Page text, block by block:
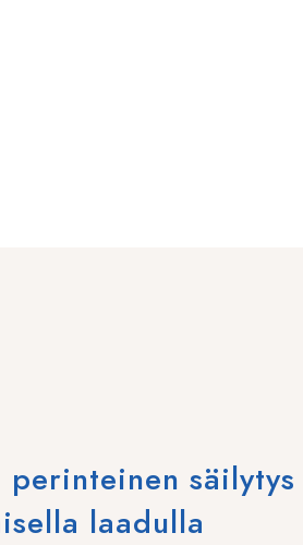
säilytys
laadulla